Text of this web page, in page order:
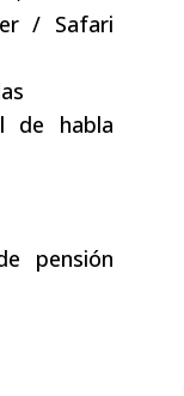
/ Safari
de habla
pensión